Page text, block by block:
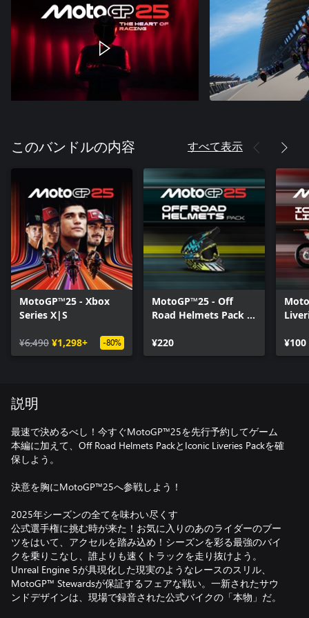
このバンドルの内容 すべて表示
MotoGP™25 - Xbox
Series X|S
¥6,490 ¥1,298+ -80%
MotoGP™25 - Off
Road Helmets Pack -
¥220
¥100
説明
最速で決めるべし！今すぐMotoGP™25を先行予約してゲーム
本編に加えて、Off Road Helmets PackとIconic Liveries Packを確
保しよう。
決意を胸にMotoGP™25へ参戦しよう！
2025年シーズンの全てを味わい尽くす
公式選手権に挑む時が来た！お気に入りのあのライダーのブー
ツをはいて、アクセルを踏み込め！シーズンを彩る最強のバイ
クを乗りこなし、誰よりも速くトラックを走り抜けよう。
Unreal Engine 5が具現化した現実のようなレースのスリル、
MotoGP™ Stewardsが保証するフェアな戦い。一新されたサウ
ンドデザインは、現場で録音された公式バイクの「本物」だ。